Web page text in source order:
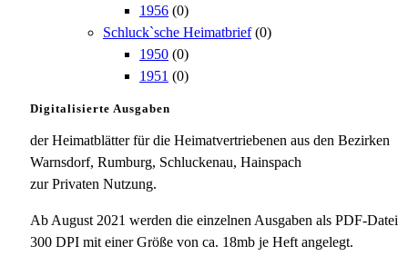
1956 (0)
Schluck`sche Heimatbrief (0)
1950 (0)
1951 (0)
Digitalisierte Ausgaben
der Heimatblätter für die Heimatvertriebenen aus den Bezirken
Warnsdorf, Rumburg, Schluckenau, Hainspach
zur Privaten Nutzung.
Ab August 2021 werden die einzelnen Ausgaben als PDF-Datei
300 DPI mit einer Größe von ca. 18mb je Heft angelegt.